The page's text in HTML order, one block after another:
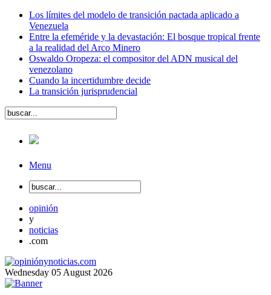
Los límites del modelo de transición pactada aplicado a
Venezuela
Entre la efeméride y la devastación: El bosque tropical frente
a la realidad del Arco Minero
Oswaldo Oropeza: el compositor del ADN musical del
venezolano
Cuando la incertidumbre decide
La transición jurisprudencial
Menu
opinión
y
noticias
.com
Wednesday 05 August 2026